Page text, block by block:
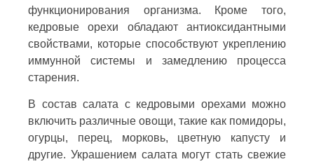
функционирования организма. Кроме того,
кедровые орехи обладают антиоксидантными
свойствами, которые способствуют укреплению
иммунной системы и замедлению процесса
старения.
В состав салата с кедровыми орехами можно
включить различные овощи, такие как помидоры,
огурцы, перец, морковь, цветную капусту и
другие. Украшением салата могут стать свежие